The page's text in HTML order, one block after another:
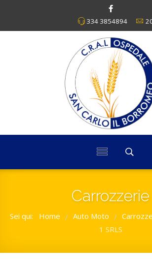
334 3854894
Carrozzerie
Sei qui: Home / Auto Moto /
1 SRLS